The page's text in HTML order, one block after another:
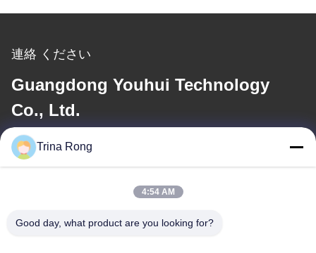
連絡 ください
Guangdong Youhui Technology
Co., Ltd.
メールTrina Rong
4:54 AM
Good day, what product are you looking for?